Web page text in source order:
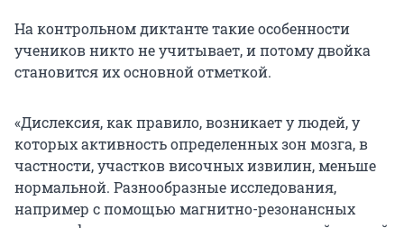
На контрольном диктанте такие особенности
учеников никто не учитывает, и потому двойка
становится их основной отметкой.
«Дислексия, как правило, возникает у людей, у
которых активность определенных зон мозга, в
частности, участков височных извилин, меньше
нормальной. Разнообразные исследования,
например с помощью магнитно-резонансных